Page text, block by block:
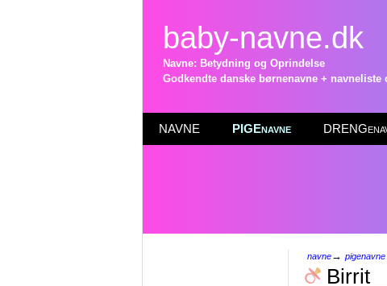
baby-navne.dk
Navne: Betydning og Oprindelse
Godkendte danske børnenavne +
NAVNE PIGEnavne
navne→ pigenavne
Birrit